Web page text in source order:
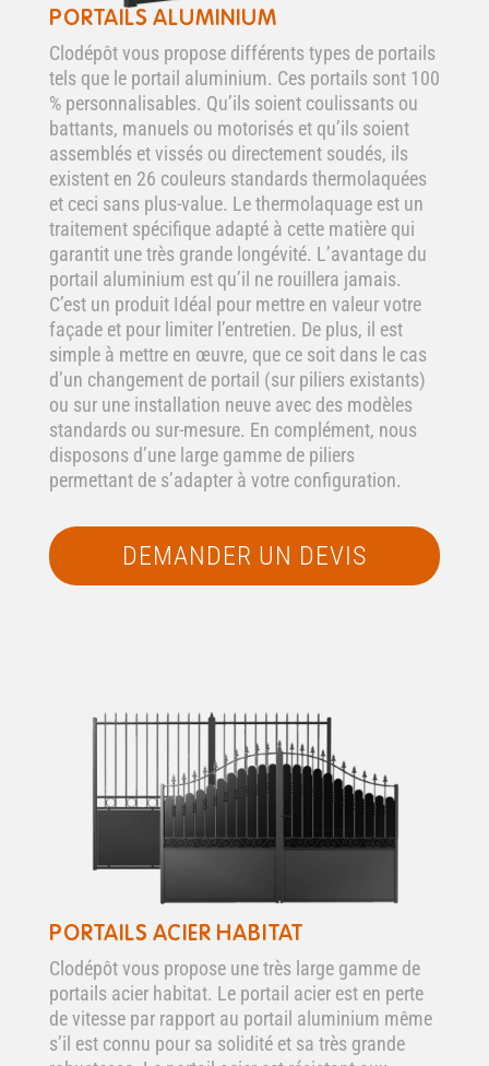
PORTAILS ALUMINIUM
Clodépôt vous propose différents types de portails
tels que le portail aluminium. Ces portails sont 100
% personnalisables. Qu’ils soient coulissants ou
battants, manuels ou motorisés et qu’ils soient
assemblés et vissés ou directement soudés, ils
existent en 26 couleurs standards thermolaquées
et ceci sans plus-value. Le thermolaquage est un
traitement spécifique adapté à cette matière qui
garantit une très grande longévité. L’avantage du
portail aluminium est qu’il ne rouillera jamais.
C’est un produit Idéal pour mettre en valeur votre
façade et pour limiter l’entretien. De plus, il est
simple à mettre en œuvre, que ce soit dans le cas
d’un changement de portail (sur piliers existants)
ou sur une installation neuve avec des modèles
standards ou sur-mesure. En complément, nous
disposons d’une large gamme de piliers
permettant de s’adapter à votre configuration.
DEMANDER UN DEVIS
PORTAILS ACIER HABITAT
Clodépôt vous propose une très large gamme de
portails acier habitat. Le portail acier est en perte
de vitesse par rapport au portail aluminium même
s’il est connu pour sa solidité et sa très grande